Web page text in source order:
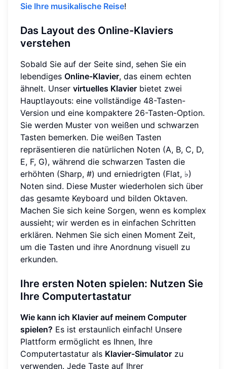
Sie Ihre musikalische Reise!
Das Layout des Online-Klaviers
verstehen
Sobald Sie auf der Seite sind, sehen Sie ein
lebendiges Online-Klavier, das einem echten
ähnelt. Unser virtuelles Klavier bietet zwei
Hauptlayouts: eine vollständige 48-Tasten-
Version und eine kompaktere 26-Tasten-Option.
Sie werden Muster von weißen und schwarzen
Tasten bemerken. Die weißen Tasten
repräsentieren die natürlichen Noten (A, B, C, D,
E, F, G), während die schwarzen Tasten die
erhöhten (Sharp, #) und erniedrigten (Flat, ♭)
Noten sind. Diese Muster wiederholen sich über
das gesamte Keyboard und bilden Oktaven.
Machen Sie sich keine Sorgen, wenn es komplex
aussieht; wir werden es in einfachen Schritten
erklären. Nehmen Sie sich einen Moment Zeit,
um die Tasten und ihre Anordnung visuell zu
erkunden.
Ihre ersten Noten spielen: Nutzen Sie
Ihre Computertastatur
Wie kann ich Klavier auf meinem Computer
spielen? Es ist erstaunlich einfach! Unsere
Plattform ermöglicht es Ihnen, Ihre
Computertastatur als Klavier-Simulator zu
verwenden. Jede Taste auf Ihrer